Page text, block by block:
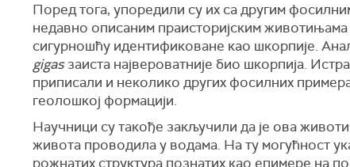
Поред тога, упоредили су их са другим
недавно описаним праисторијским животињама
сигурношћу идентификоване као шкорпије.
gigasзаиста највероватније био шкорпија.
приписали и неколико других фосилних
геолошкој формацији.
Научници су такође закључили да је ова
живота проводила у водама. На ту могућност
рожнатих структура познатих као епимере на